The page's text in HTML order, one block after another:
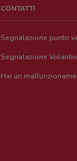
CONTATTI
Segnalazione punto
Segnalazione
Hai un